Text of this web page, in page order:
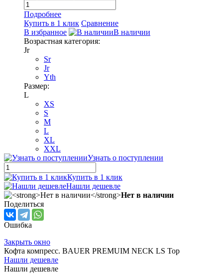
Подробнее
Купить в 1 клик Сравнение
В избранное
В наличии
Возрастная категория:
Jr
Sr
Jr
Yth
Размер:
L
XS
S
M
L
XL
XXL
Узнать о поступлении
Купить в 1 клик
Нашли дешевле
Нет в наличии
Поделиться
Ошибка
Закрыть окно
Кофта компресс. BAUER PREMUIM NECK LS Top
Нашли дешевле
Нашли дешевле